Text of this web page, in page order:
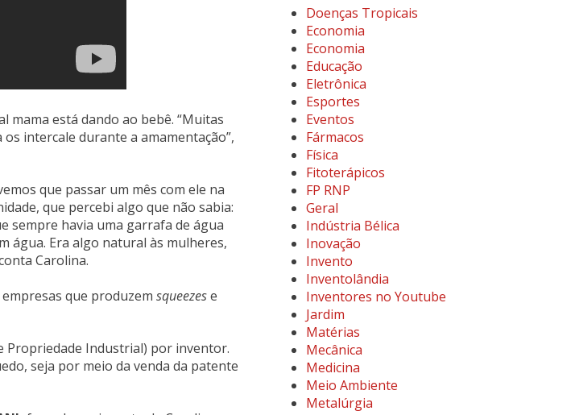
mama está dando ao bebê. “Muitas
intercale durante a amamentação”,
que passar um mês com ele na
que percebi algo que não sabia:
sempre havia uma garrafa de água
água. Era algo natural às mulheres,
Carolina.
que produzemsqueezese
Propriedade Industrial) por inventor.
seja por meio da venda da patente
Doenças Tropicais
Economia
Economia
Educação
Eletrônica
Esportes
Eventos
Fármacos
Física
Fitoterápicos
FP RNP
Geral
Indústria Bélica
Inovação
Invento
Inventolândia
Inventores no Youtube
Jardim
Matérias
Mecânica
Medicina
Meio Ambiente
Metalúrgia